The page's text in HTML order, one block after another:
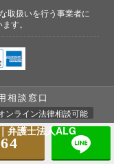
弁護士法人ALG
取扱いを行う事業者に
す。
相談窓口
ンライン法律相談可能